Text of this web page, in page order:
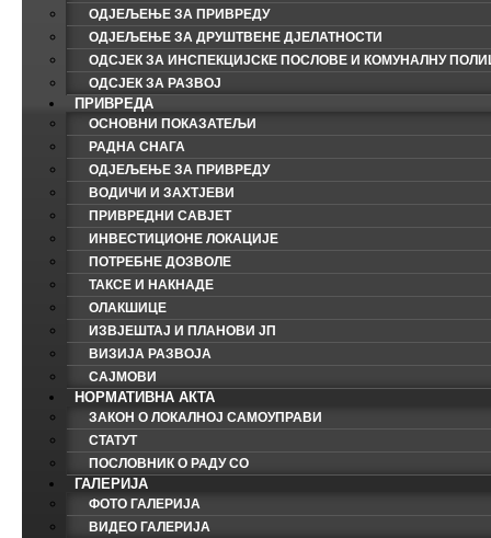
ОДЈЕЉЕЊЕ ЗА ПРИВРЕДУ
ОДЈЕЉЕЊЕ ЗА ДРУШТВЕНЕ ДЈЕЛАТНОСТИ
ОДСЈЕК ЗА ИНСПЕКЦИЈСКЕ ПОСЛОВЕ И КОМУНАЛНУ
ОДСЈЕК ЗА РАЗВОЈ
ПРИВРЕДА
ОСНОВНИ ПОКАЗАТЕЉИ
РАДНА СНАГА
ОДЈЕЉЕЊЕ ЗА ПРИВРЕДУ
ВОДИЧИ И ЗАХТЈЕВИ
ПРИВРЕДНИ САВЈЕТ
ИНВЕСТИЦИОНЕ ЛОКАЦИЈЕ
ПОТРЕБНЕ ДОЗВОЛЕ
ТАКСЕ И НАКНАДЕ
ОЛАКШИЦЕ
ИЗВЈЕШТАЈ И ПЛАНОВИ ЈП
ВИЗИЈА РАЗВОЈА
САЈМОВИ
НОРМАТИВНА АКТА
ЗАКОН О ЛОКАЛНОЈ САМОУПРАВИ
СТАТУТ
ПОСЛОВНИК О РАДУ СО
ГАЛЕРИЈА
ФОТО ГАЛЕРИЈА
ВИДЕО ГАЛЕРИЈА